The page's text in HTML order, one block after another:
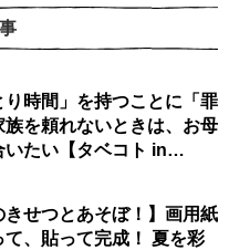
り時間」を持つことに「罪
族を頼れないときは、お母
いたい【タベコト in
きせつとあそぼ！】画用紙
、貼って完成！ 夏を彩